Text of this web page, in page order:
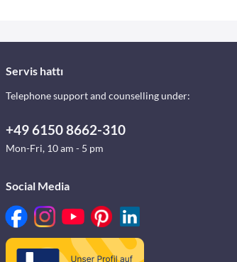
Servis hattı
Telephone support and counselling under:
+49 6150 8662-310
Mon-Fri, 10 am - 5 pm
Social Media